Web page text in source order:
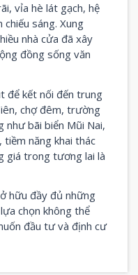
vỉa hè lát gạch, hệ
sáng. Xung
nhà cửa đã xây
đồng sống văn
để kết nối đến trung
chợ đêm, trường
như bãi biển Mũi Nai,
năng khai thác
giá trong tương lai là
hữu đầy đủ những
chọn không thể
đầu tư và định cư